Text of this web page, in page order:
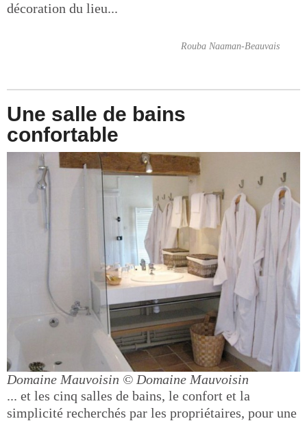
décoration du lieu...
Rouba Naaman-Beauvais
Une salle de bains
confortable
Domaine Mauvoisin © Domaine Mauvoisin
... et les cinq salles de bains, le confort et la
simplicité recherchés par les propriétaires, pour une